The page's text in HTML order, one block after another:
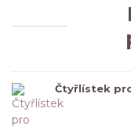
Čtyřlístek